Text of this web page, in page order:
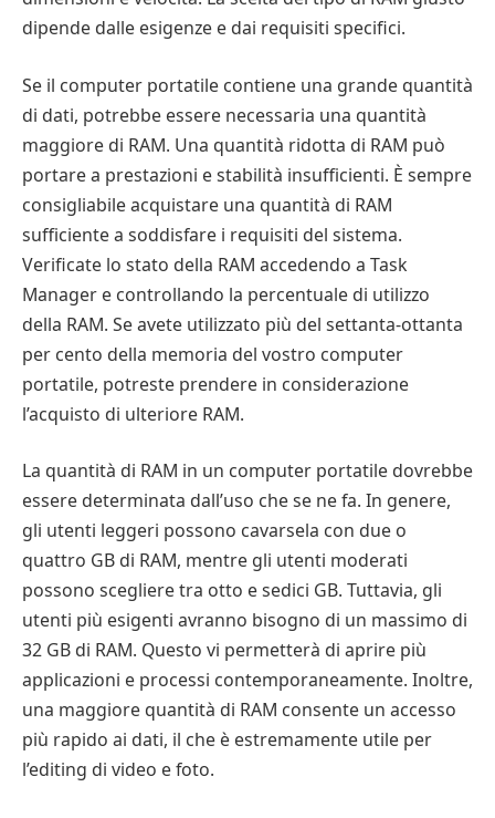
dipende dalle esigenze e dai requisiti specifici.
Se il computer portatile contiene una grande quantità
di dati, potrebbe essere necessaria una quantità
maggiore di RAM. Una quantità ridotta di RAM può
portare a prestazioni e stabilità insufficienti. È sempre
consigliabile acquistare una quantità di RAM
sufficiente a soddisfare i requisiti del sistema.
Verificate lo stato della RAM accedendo a Task
Manager e controllando la percentuale di utilizzo
della RAM. Se avete utilizzato più del settanta-ottanta
per cento della memoria del vostro computer
portatile, potreste prendere in considerazione
l’acquisto di ulteriore RAM.
La quantità di RAM in un computer portatile dovrebbe
essere determinata dall’uso che se ne fa. In genere,
gli utenti leggeri possono cavarsela con due o
quattro GB di RAM, mentre gli utenti moderati
possono scegliere tra otto e sedici GB. Tuttavia, gli
utenti più esigenti avranno bisogno di un massimo di
32 GB di RAM. Questo vi permetterà di aprire più
applicazioni e processi contemporaneamente. Inoltre,
una maggiore quantità di RAM consente un accesso
più rapido ai dati, il che è estremamente utile per
l’editing di video e foto.